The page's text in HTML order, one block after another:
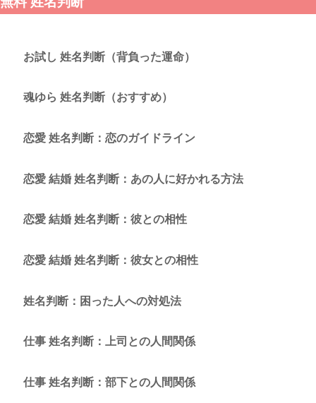
お試し 姓名判断（背負った運命）
魂ゆら 姓名判断（おすすめ）
恋愛 姓名判断：恋のガイドライン
恋愛 結婚 姓名判断：あの人に好かれる方法
恋愛 結婚 姓名判断：彼との相性
恋愛 結婚 姓名判断：彼女との相性
姓名判断：困った人への対処法
仕事 姓名判断：上司との人間関係
仕事 姓名判断：部下との人間関係